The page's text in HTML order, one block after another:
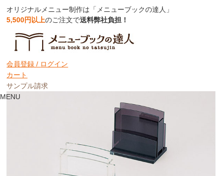
オリジナルメニュー制作は「メニューブックの達人」
5,500円以上のご注文で送料弊社負担！
会員登録 / ログイン
カート
サンプル請求
MENU
【メニューブックスタンド】アクリルナ
プキン＆ブック立て【2列】【MTNT-13】